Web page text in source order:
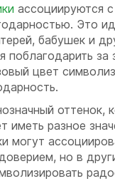
ассоциируются
Это
бабушек и
поблагодарить за
цвет
оттенок,
иметь разное
могут
но в